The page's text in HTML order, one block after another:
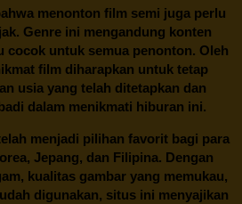
menonton film semi juga perlu
Genre ini mengandung konten
cocok untuk semua penonton. Oleh
film diharapkan untuk tetap
usia yang telah ditetapkan dan
dalam menikmati hiburan ini.
menjadi pilihan favorit bagi para
, Jepang, dan Filipina. Dengan
kualitas gambar yang memukau,
digunakan, situs ini menyajikan